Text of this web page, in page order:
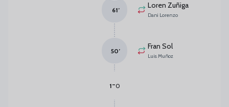
Loren Zuñiga
Dani Lorenzo
61’
Fran Sol
Luis Muñoz
50’
1-0